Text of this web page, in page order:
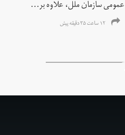
عمومی سازمان ملل، علاوه بر...
۱۲ ساعت ۳۵ دقیقه پیش